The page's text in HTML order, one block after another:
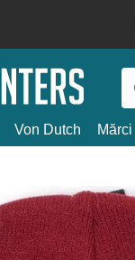
Von Dutch Mărci